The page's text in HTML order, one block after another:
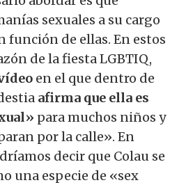
sexuales a su cargo
función de ellas. En estos
de la fiesta LGBTIQ,
en el que dentro de
afirma que ella es
para muchos niños y
por la calle». En
decir que Colau se
una especie de «sex